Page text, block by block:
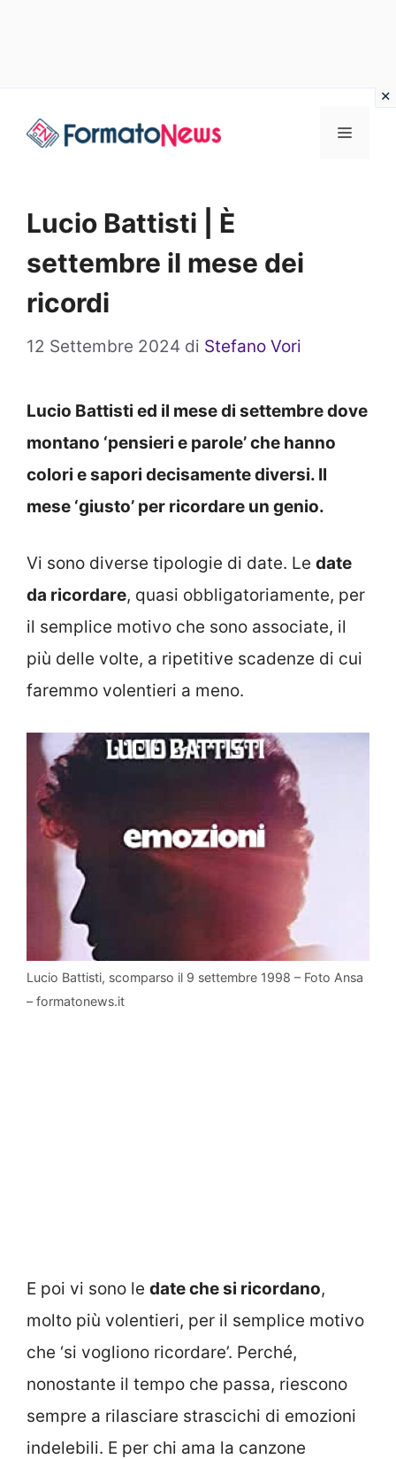
Menu
Lucio Battisti | È
settembre il mese dei
ricordi
12 Settembre 2024 di Stefano Vori
Lucio Battisti ed il mese di settembre dove
montano ‘pensieri e parole’ che hanno
colori e sapori decisamente diversi. Il
mese ‘giusto’ per ricordare un genio.
Vi sono diverse tipologie di date. Le date
da ricordare, quasi obbligatoriamente, per
il semplice motivo che sono associate, il
più delle volte, a ripetitive scadenze di cui
faremmo volentieri a meno.
Lucio Battisti, scomparso il 9 settembre 1998 – Foto Ansa
– formatonews.it
E poi vi sono le date che si ricordano,
molto più volentieri, per il semplice motivo
che ‘si vogliono ricordare’. Perché,
nonostante il tempo che passa, riescono
sempre a rilasciare strascichi di emozioni
indelebili. E per chi ama la canzone